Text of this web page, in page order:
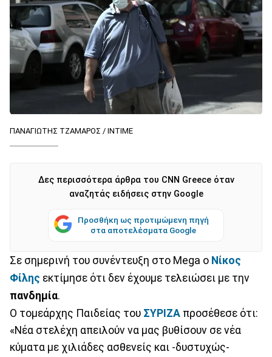
ΠΑΝΑΓΙΩΤΗΣ ΤΖΑΜΑΡΟΣ / ΙΝΤΙΜΕ
Δες περισσότερα άρθρα του CNN Greece όταν
αναζητάς ειδήσεις στην Google
Προσθήκη ως προτιμώμενη πηγή
στα αποτελέσματα Google
Σε σημερινή του συνέντευξη στο Mega o Νίκος
Φίλης εκτίμησε ότι δεν έχουμε τελειώσει με την
πανδημία.
Ο τομεάρχης Παιδείας του ΣΥΡΙΖΑ προσέθεσε ότι:
«Νέα στελέχη απειλούν να μας βυθίσουν σε νέα
κύματα με χιλιάδες ασθενείς και -δυστυχώς-